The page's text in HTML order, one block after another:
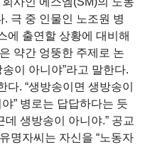
극 중 인물인 노조원 병
에 출연할 상황에 대비해
약간 엉뚱한 주제로 논
이 아니야”라고 말한다.
. “생방송이면 생방송이
” 병로는 답답하다는 듯
데 생방송이 아니야.” 공교
명자씨는 자신을 “노동자